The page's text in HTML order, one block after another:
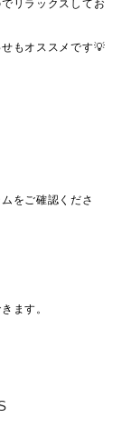
リラックスしてお
もオススメです💡
をご確認くださ
ます。